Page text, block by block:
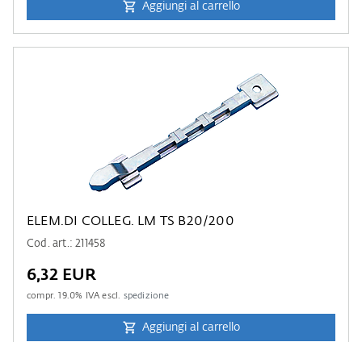
Aggiungi al carrello
ELEM.DI COLLEG. LM TS B20/200
Cod. art.: 211458
6,32 EUR
compr.19.0% IVA escl. spedizione
Aggiungi al carrello